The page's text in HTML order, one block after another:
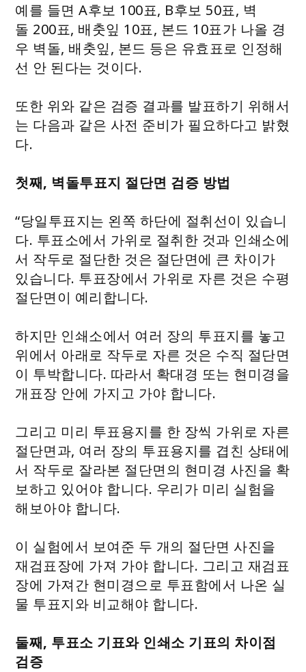
예를 들면 A후보 100표, B후보 50표, 벽
돌 200표, 배춧잎 10표, 본드 10표가 나올 경
우 벽돌, 배춧잎, 본드 등은 유효표로 인정해
선 안 된다는 것이다.
또한 위와 같은 검증 결과를 발표하기 위해서
는 다음과 같은 사전 준비가 필요하다고 밝혔
다.
첫째, 벽돌투표지 절단면 검증 방법
“당일투표지는 왼쪽 하단에 절취선이 있습니
다. 투표소에서 가위로 절취한 것과 인쇄소에
서 작두로 절단한 것은 절단면에 큰 차이가
있습니다. 투표장에서 가위로 자른 것은 수평
절단면이 예리합니다.
하지만 인쇄소에서 여러 장의 투표지를 놓고
위에서 아래로 작두로 자른 것은 수직 절단면
이 투박합니다. 따라서 확대경 또는 현미경을
개표장 안에 가지고 가야 합니다.
그리고 미리 투표용지를 한 장씩 가위로 자른
절단면과, 여러 장의 투표용지를 겹친 상태에
서 작두로 잘라본 절단면의 현미경 사진을 확
보하고 있어야 합니다. 우리가 미리 실험을
해보아야 합니다.
이 실험에서 보여준 두 개의 절단면 사진을
재검표장에 가져 가야 합니다. 그리고 재검표
장에 가져간 현미경으로 투표함에서 나온 실
물 투표지와 비교해야 합니다.
둘째, 투표소 기표와 인쇄소 기표의 차이점
검증